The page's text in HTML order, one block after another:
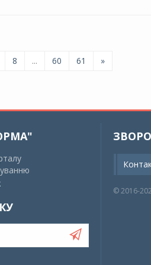
8 ... 60 61 »
© 2016-